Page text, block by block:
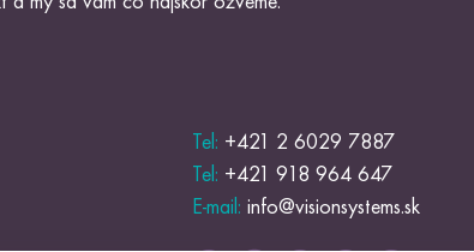
Tel: +421 2 6029 7887
Tel: +421 918 964 647
E-mail: info@visionsystems.sk